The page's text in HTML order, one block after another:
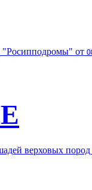
"Росипподромы" от
верховых